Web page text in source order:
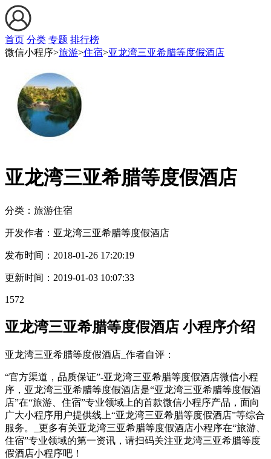
首页 分类 专题 排行榜
微信小程序>旅游>住宿>亚龙湾三亚希腊等度假酒店
亚龙湾三亚希腊等度假酒店
分类：旅游住宿
开发作者： 亚龙湾三亚希腊等度假酒店
发布时间： 2018-01-26 17:20:19
更新时间： 2019-01-03 10:07:33
1572
亚龙湾三亚希腊等度假酒店 小程序介绍
亚龙湾三亚希腊等度假酒店_作者自评：
“官方渠道，品质保证”-亚龙湾三亚希腊等度假酒店微信小程
序，亚龙湾三亚希腊等度假酒店是“亚龙湾三亚希腊等度假酒
店”在“旅游、住宿”专业领域上的首款微信小程序产品，面向
广大小程序用户提供线上“亚龙湾三亚希腊等度假酒店”等综合
服务。_更多有关亚龙湾三亚希腊等度假酒店小程序在“旅游、
住宿”专业领域的第一资讯，请扫码关注亚龙湾三亚希腊等度
假酒店小程序吧！